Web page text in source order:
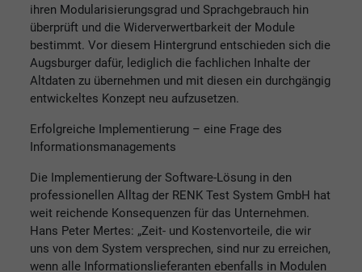
ihren Modularisierungsgrad und Sprachgebrauch hin
überprüft und die Widerverwertbarkeit der Module
bestimmt. Vor diesem Hintergrund entschieden sich die
Augsburger dafür, lediglich die fachlichen Inhalte der
Altdaten zu übernehmen und mit diesen ein durchgängig
entwickeltes Konzept neu aufzusetzen.
Erfolgreiche Implementierung – eine Frage des
Informationsmanagements
Die Implementierung der Software-Lösung in den
professionellen Alltag der RENK Test System GmbH hat
weit reichende Konsequenzen für das Unternehmen.
Hans Peter Mertes: „Zeit- und Kostenvorteile, die wir
uns von dem System versprechen, sind nur zu erreichen,
wenn alle Informationslieferanten ebenfalls in Modulen